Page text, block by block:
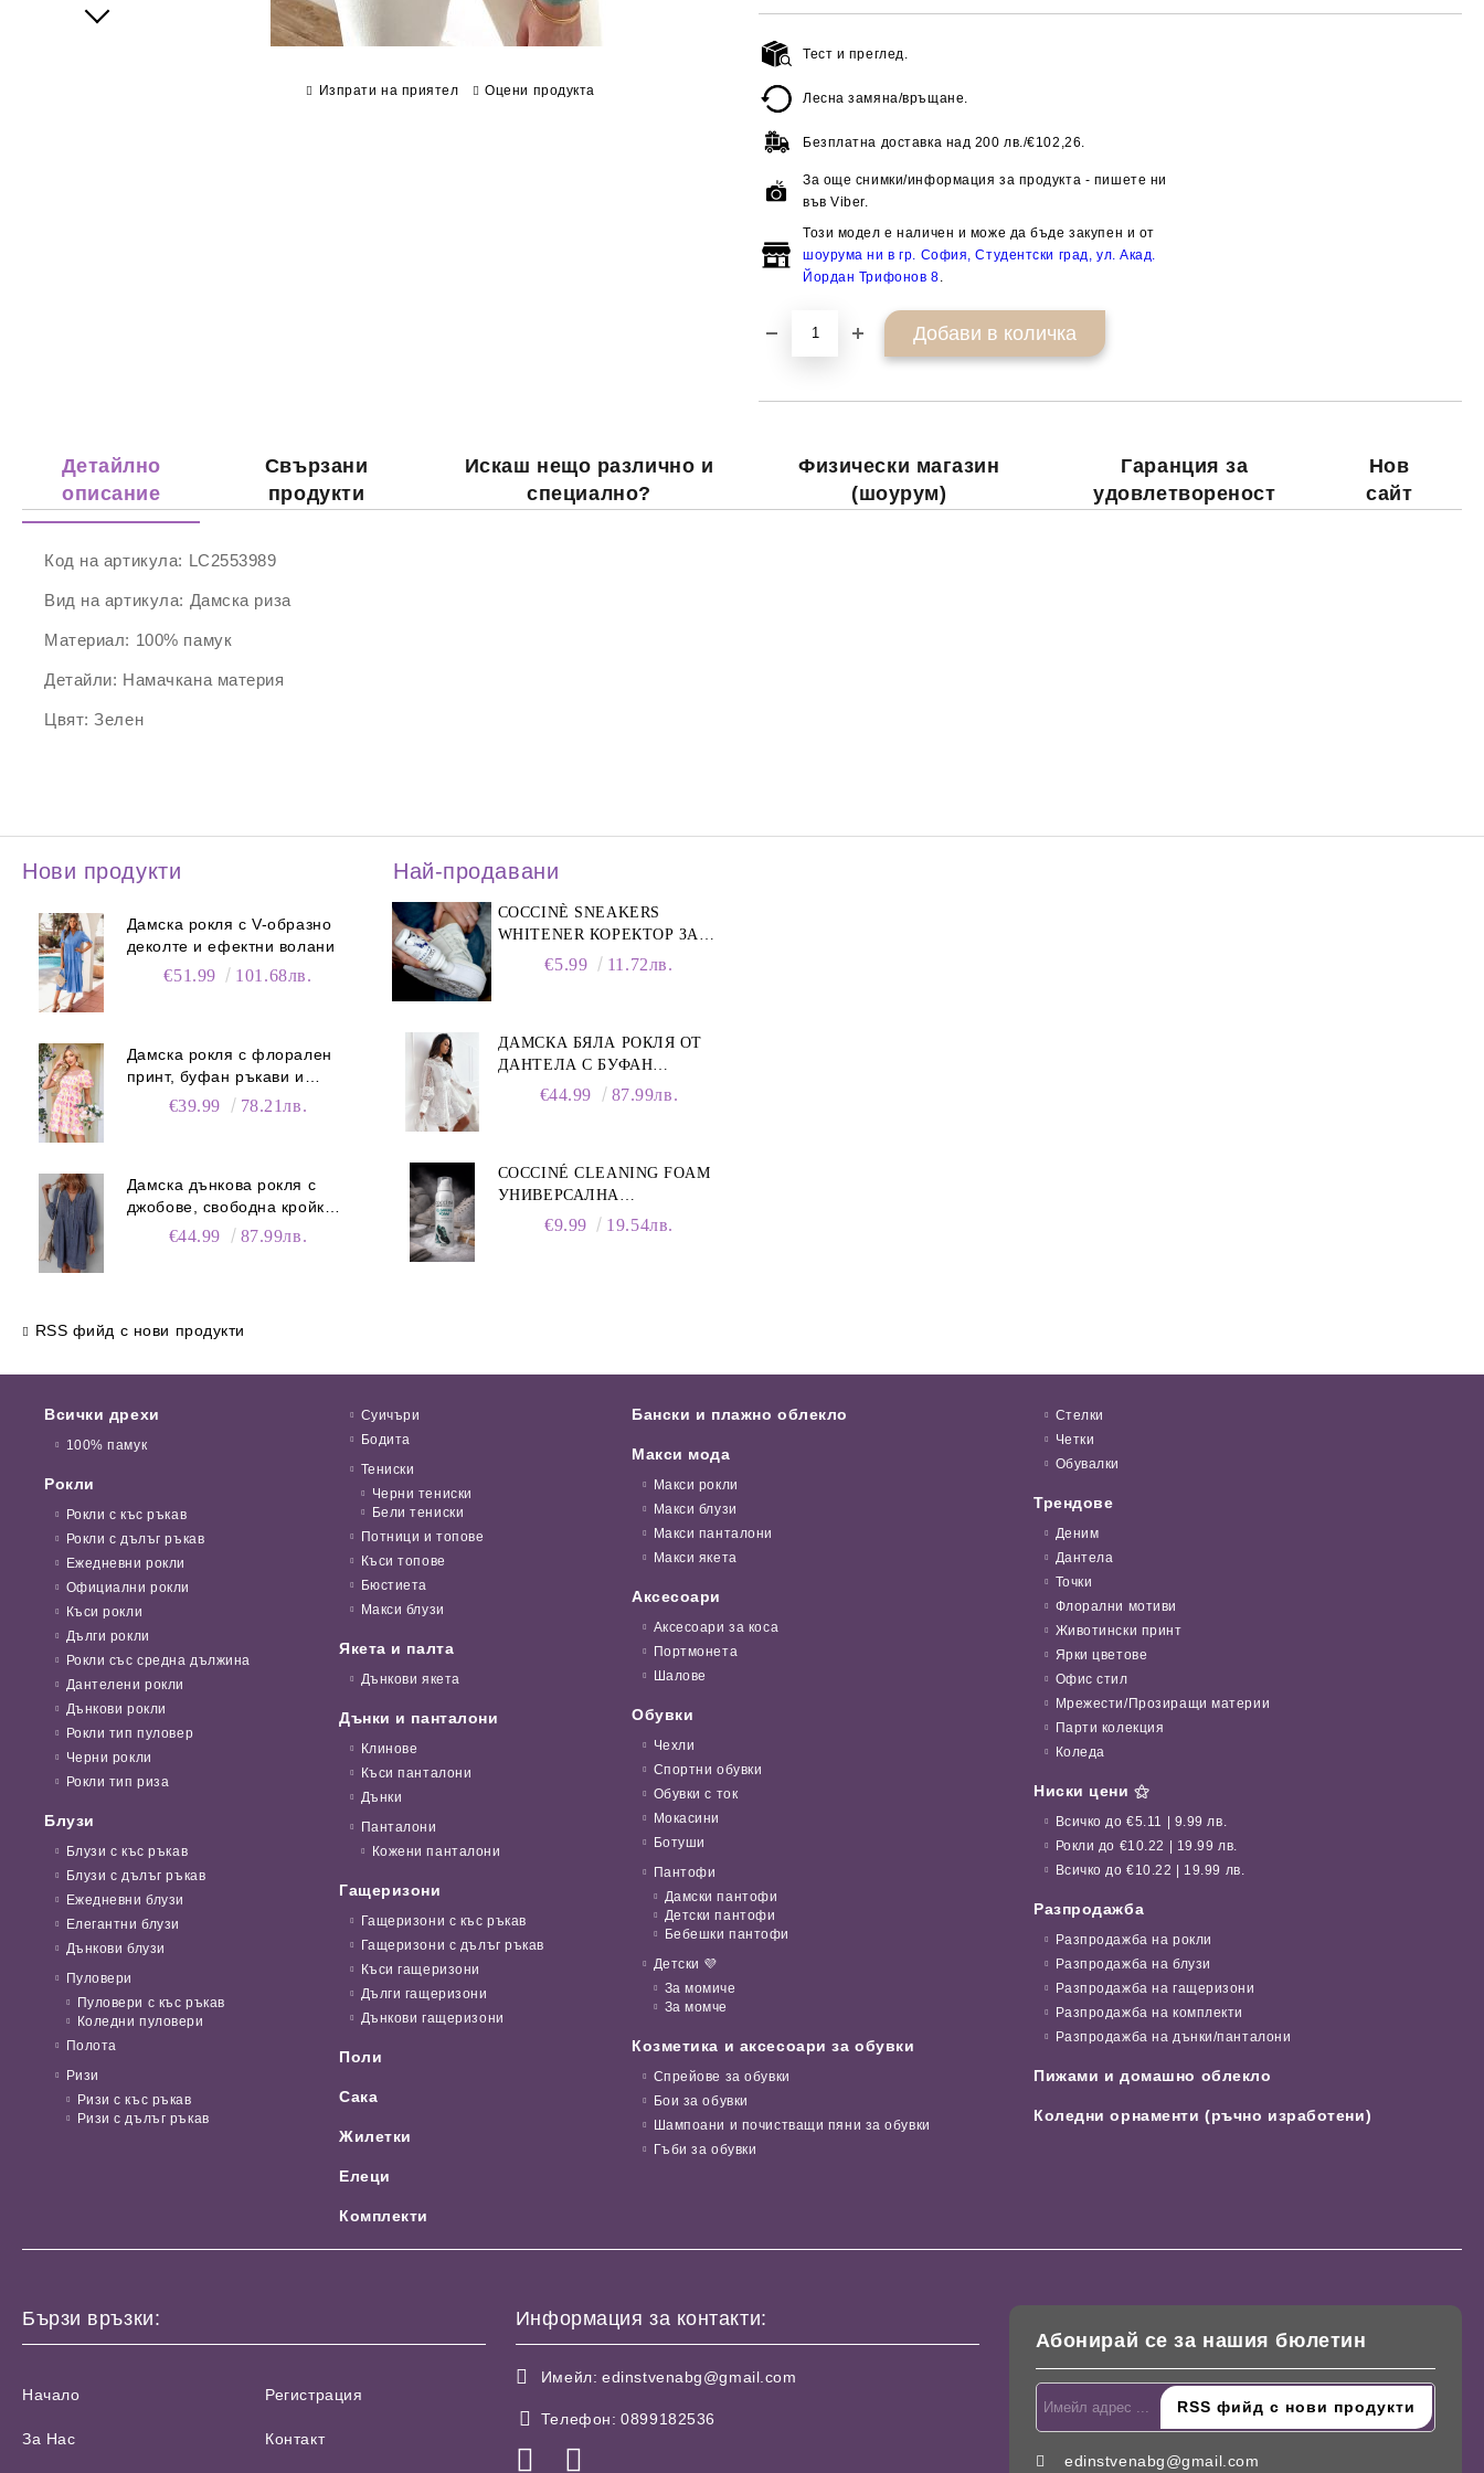
Тест и преглед.
Лесна замяна/връщане.
Безплатна доставка над 200 лв./€102,26.
За още снимки/информация за продукта - пишете ни
във Viber.
Този модел е наличен и може да бъде закупен и от
шоурума ни в гр. София, Студентски град, ул. Акад.
Йордан Трифонов 8
Изпрати на приятел Оцени продукта
Детайлно
описание
Свързани
продукти
Искаш нещо различно и
специално?
Физически магазин
(шоурум)
Гаранция за
удовлетвореност
Нов
сайт
Код на артикула: LC2553989
Вид на артикула: Дамска риза
Материал: 100% памук
Детайли: Намачкана материя
Цвят: Зелен
Нови продукти
Дамска рокля с V-образно
деколте и ефектни волани
€51.99 101.68лв.
Дамска рокля с флорален
принт, буфан ръкави и
джобове€39.99 78.21лв.
Дамска дънкова рокля с
джобове, свободна кройка и
V-образно деколте
€44.99 87.99лв.
RSS фийд с нови продукти
Най-продавани
COCCINÈ SNEAKERS
WHITENER КОРЕКТОР ЗА
БЕЛИ МАРАТОНКИ, 75 ML
€5.99 11.72лв.
ДАМСКА БЯЛА РОКЛЯ ОТ
ДАНТЕЛА С БУФАН
РЪКАВИ И ЯКА
€44.99 87.99лв.
COCCINÉ CLEANING FOAM
УНИВЕРСАЛНА
ПОЧИСТВАЩА ПЯНА ЗА
€9.99 19.54лв.
Всички дрехи
100% памук
Рокли
Рокли с къс ръкав
Рокли с дълъг ръкав
Ежедневни рокли
Официални рокли
Къси рокли
Дълги рокли
Рокли със средна дължина
Дантелени рокли
Дънкови рокли
Рокли тип пуловер
Черни рокли
Рокли тип риза
Блузи
Блузи с къс ръкав
Блузи с дълъг ръкав
Ежедневни блузи
Елегантни блузи
Дънкови блузи
Пуловери
Пуловери с къс ръкав
Коледни пуловери
Полота
Ризи
Ризи с къс ръкав
Ризи с дълъг ръкав
Суичъри
Бодита
Тениски
Черни тениски
Бели тениски
Потници и топове
Къси топове
Бюстиета
Макси блузи
Якета и палта
Дънкови якета
Дънки и панталони
Клинове
Къси панталони
Дънки
Панталони
Кожени панталони
Гащеризони
Гащеризони с къс ръкав
Гащеризони с дълъг ръкав
Къси гащеризони
Дълги гащеризони
Дънкови гащеризони
Поли
Сака
Жилетки
Елеци
Комплекти
Бански и плажно облекло
Макси мода
Макси рокли
Макси блузи
Макси панталони
Макси якета
Аксесоари
Аксесоари за коса
Портмонета
Шалове
Обувки
Чехли
Спортни обувки
Обувки с ток
Мокасини
Ботуши
Пантофи
Дамски пантофи
Детски пантофи
Бебешки пантофи
Детски 💜
За момиче
За момче
Козметика и аксесоари за обувки
Спрейове за обувки
Бои за обувки
Шампоани и почистващи пяни за обувки
Гъби за обувки
Стелки
Четки
Обувалки
Трендове
Деним
Дантела
Точки
Флорални мотиви
Животински принт
Ярки цветове
Офис стил
Мрежести/Прозиращи материи
Парти колекция
Коледа
Ниски цени ⚝
Всичко до €5.11 | 9.99 лв.
Рокли до €10.22 | 19.99 лв.
Всичко до €10.22 | 19.99 лв.
Разпродажба
Разпродажба на рокли
Разпродажба на блузи
Разпродажба на гащеризони
Разпродажба на комплекти
Разпродажба на дънки/панталони
Пижами и домашно облекло
Коледни орнаменти (ръчно изработени)
Бързи връзки:
Начало
За Нас
Регистрация
Контакт
Информация за контакти:
Имейл: edinstvenabg@gmail.com
Телефон: 0899182536
Абонирай се за нашия бюлетин
edinstvenabg@gmail.com